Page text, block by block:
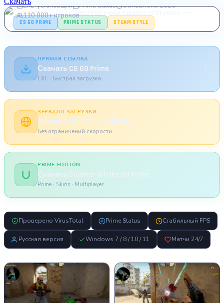
CS GO PRIME PRIME STATUS STEAM STYLE
EXE-установщик Prime Status
Обновлено 2026
110 000+ игроков
ПРЯМАЯ ССЫЛКА
Скачать CS GO Prime
EXE · Быстрая загрузка
ЗЕРКАЛО ЗАГРУЗКИ
Скачать КС ГО с праймом
Без ограничений скорости
PRIME EDITION
Скачать Counter-Strike GO Prime
Prime · Skins · Multiplayer
Проверено VirusTotal Prime Status Стабильный FPS
Русская версия Windows 7 / 8 / 10 / 11 Матчи 24/7